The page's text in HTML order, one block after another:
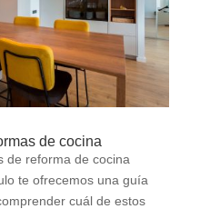
de cocina
de reforma de cocina
te ofrecemos una guía
cuál de estos